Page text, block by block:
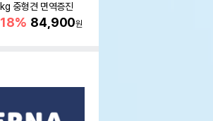
kg 중형견 면역증진
18% 84,900원